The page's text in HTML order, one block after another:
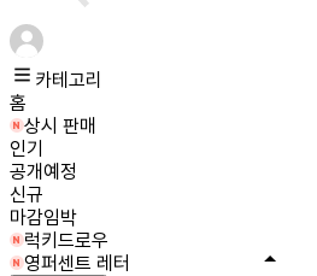
카테고리
홈
상시 판매
인기
공개예정
신규
마감임박
럭키드로우
영퍼센트 레터